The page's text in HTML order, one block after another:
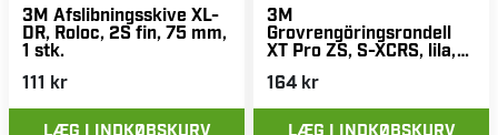
3M Afslibningsskive XL-
DR, Roloc, 2S fin, 75 mm,
1 stk.
111 kr
LÆG I INDKØBSKURV
3M
Grovrengöringsrondell
XT Pro ZS, S-XCRS, lila,
164 kr
LÆG I INDKØBSKURV